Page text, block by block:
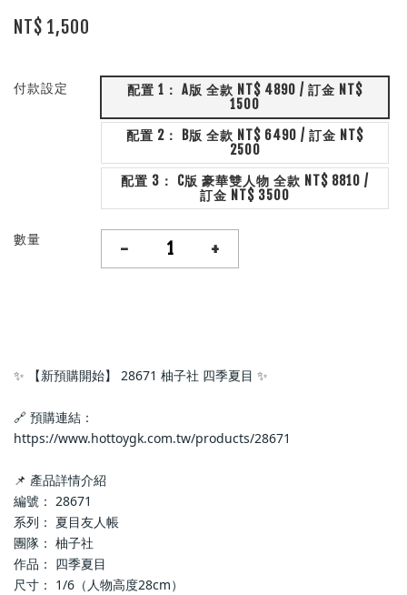
NT$ 1,500
付款設定
配置 1： A版 全款 NT$ 4890 / 訂金 NT$
1500
配置 2： B版 全款 NT$ 6490 / 訂金 NT$
2500
配置 3： C版 豪華雙人物 全款 NT$ 8810 /
訂金 NT$ 3500
數量 - +
✨ 【新預購開始】 28671 柚子社 四季夏目 ✨
🔗 預購連結：
https://www.hottoygk.com.tw/products/28671
📌 產品詳情介紹
編號： 28671
系列： 夏目友人帳
團隊： 柚子社
作品： 四季夏目
尺寸： 1/6（人物高度28cm）